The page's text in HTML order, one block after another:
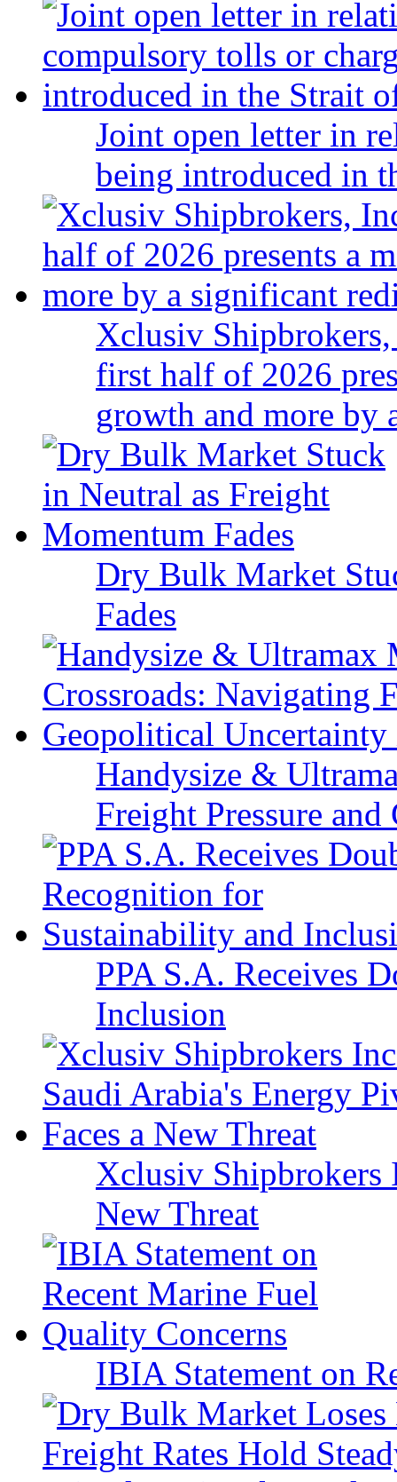
Joint open letter in
being introduced in
Xclusiv
first half of 2026
growth and more
Dry Bulk Market
Fades
Handysize &
Freight Pressure
PPA S.A. Receives
Inclusion
Xclusiv Shipbrokers
New Threat
IBIA Statement on